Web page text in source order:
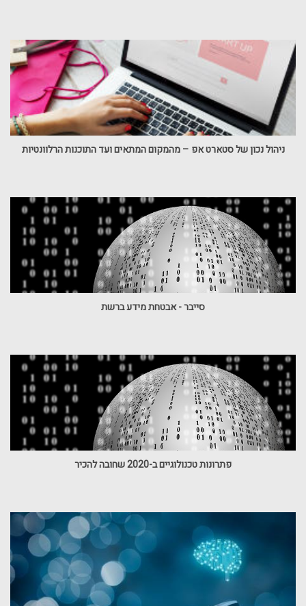
ניהול נכון של סטארט אפ – מהמקום המתאים ועד התוכנות הרלוונטיות
סייבר - אבטחת מידע ברשת
פתרונות טכנולוגיים ב-2020 שחובה להכיר